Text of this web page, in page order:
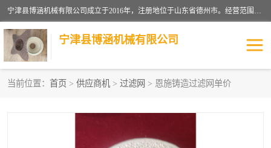
宁津县博涵机械有限公司成立于2016年，注册地位于山东省德州市。经营范围包括：机械设备研发、生产及销售，铸造用造型材料生产、销售，玻璃纤维及制品制造、销售，汽车零配件零售，机械零件、零部件加工，机械零件、零部件销售等；主要产品有：纤维过滤网,陶瓷过滤器,泡沫陶瓷过滤器,耐高温纤维过滤器,铸铁过滤器,铸铜过滤网,铸铝过滤网,铝轮毂过滤网,高效过滤网,高效陶瓷过滤网,高效纤维过滤网。
宁津县博涵机械有限公司
当前位置： 首页 > 供应商机 > 过滤网 > 恩施铸造过滤网单价
挡渣棉